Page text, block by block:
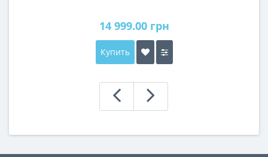
14 999.00 грн
Купить